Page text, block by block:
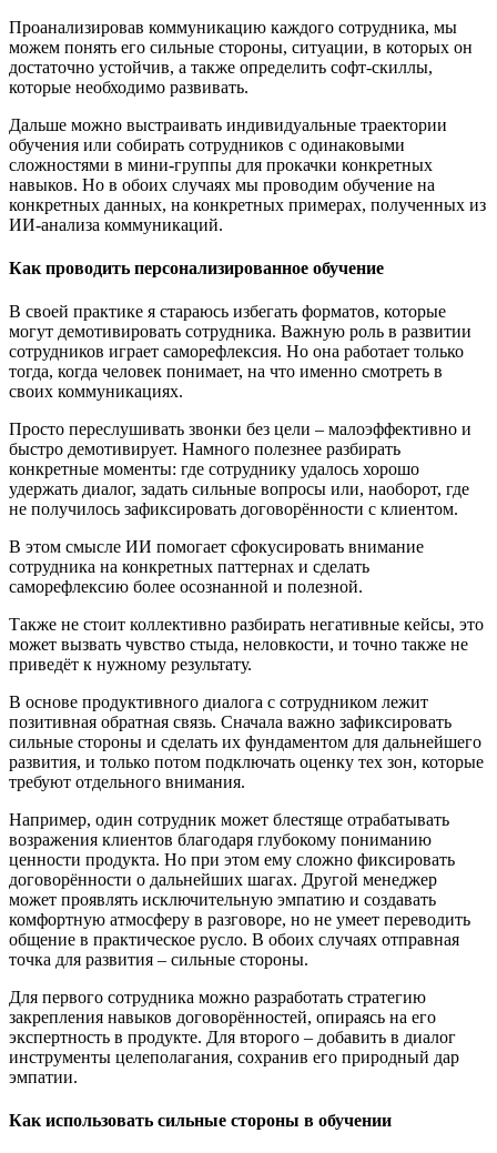
Проанализировав коммуникацию каждого сотрудника, мы
можем понять его сильные стороны, ситуации, в которых он
достаточно устойчив, а также определить софт-скиллы,
которые необходимо развивать.
Дальше можно выстраивать индивидуальные траектории
обучения или собирать сотрудников с одинаковыми
сложностями в мини-группы для прокачки конкретных
навыков. Но в обоих случаях мы проводим обучение на
конкретных данных, на конкретных примерах, полученных из
ИИ-анализа коммуникаций.
Как проводить персонализированное обучение
В своей практике я стараюсь избегать форматов, которые
могут демотивировать сотрудника. Важную роль в развитии
сотрудников играет саморефлексия. Но она работает только
тогда, когда человек понимает, на что именно смотреть в
своих коммуникациях.
Просто переслушивать звонки без цели – малоэффективно и
быстро демотивирует. Намного полезнее разбирать
конкретные моменты: где сотруднику удалось хорошо
удержать диалог, задать сильные вопросы или, наоборот, где
не получилось зафиксировать договорённости с клиентом.
В этом смысле ИИ помогает сфокусировать внимание
сотрудника на конкретных паттернах и сделать
саморефлексию более осознанной и полезной.
Также не стоит коллективно разбирать негативные кейсы, это
может вызвать чувство стыда, неловкости, и точно также не
приведёт к нужному результату.
В основе продуктивного диалога с сотрудником лежит
позитивная обратная связь. Сначала важно зафиксировать
сильные стороны и сделать их фундаментом для дальнейшего
развития, и только потом подключать оценку тех зон, которые
требуют отдельного внимания.
Например, один сотрудник может блестяще отрабатывать
возражения клиентов благодаря глубокому пониманию
ценности продукта. Но при этом ему сложно фиксировать
договорённости о дальнейших шагах. Другой менеджер
может проявлять исключительную эмпатию и создавать
комфортную атмосферу в разговоре, но не умеет переводить
общение в практическое русло. В обоих случаях отправная
точка для развития – сильные стороны.
Для первого сотрудника можно разработать стратегию
закрепления навыков договорённостей, опираясь на его
экспертность в продукте. Для второго – добавить в диалог
инструменты целеполагания, сохранив его природный дар
эмпатии.
Как использовать сильные стороны в обучении